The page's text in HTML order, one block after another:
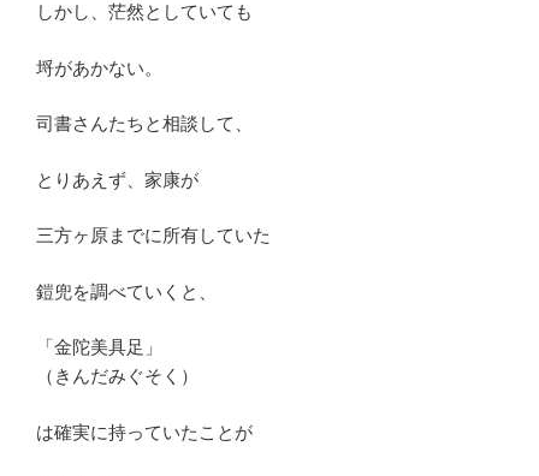
しかし、茫然としていても
埒があかない。
司書さんたちと相談して、
とりあえず、家康が
三方ヶ原までに所有していた
鎧兜を調べていくと、
「金陀美具足」
（きんだみぐそく）
は確実に持っていたことが